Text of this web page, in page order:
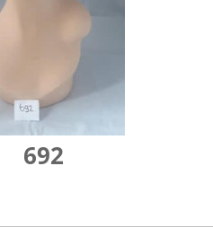
692